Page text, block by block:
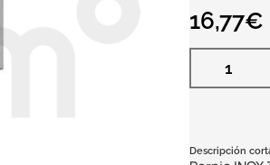
16,77€
Descripción